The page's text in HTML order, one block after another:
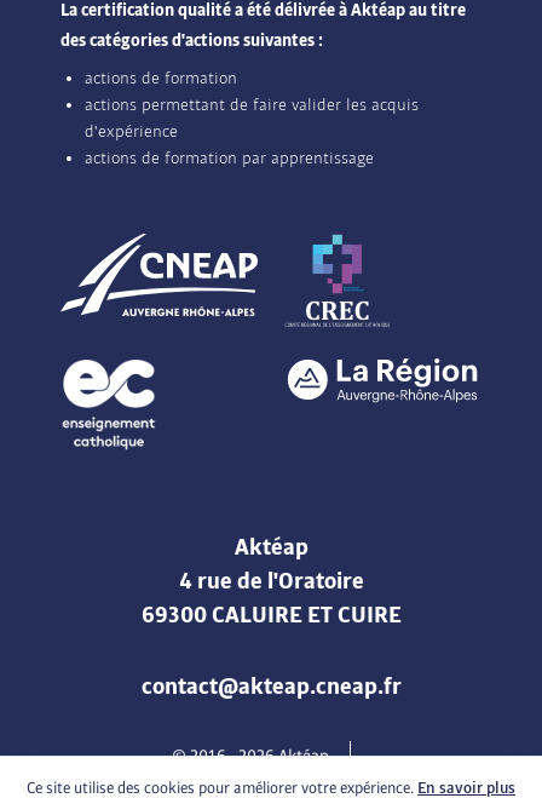
La certification qualité a été délivrée à Aktéap au titre
des catégories d'actions suivantes :
actions de formation
actions permettant de faire valider les acquis
d'expérience
actions de formation par apprentissage
Aktéap
4 rue de l'Oratoire
69300 CALUIRE ET CUIRE
contact@akteap.cneap.fr
© 2016 -2026Aktéap
Mentions légales & Politique de confidentialité
Cookies
Ce site utilise des cookies pour améliorer votre expérience. En savoir plus